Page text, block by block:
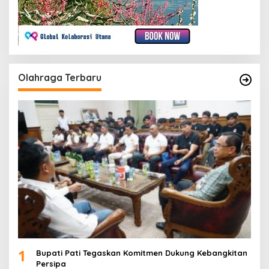
Olahraga Terbaru
1
Bupati Pati Tegaskan Komitmen Dukung Kebangkitan
Persipa